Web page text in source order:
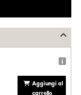
Aggiungi al
carrello